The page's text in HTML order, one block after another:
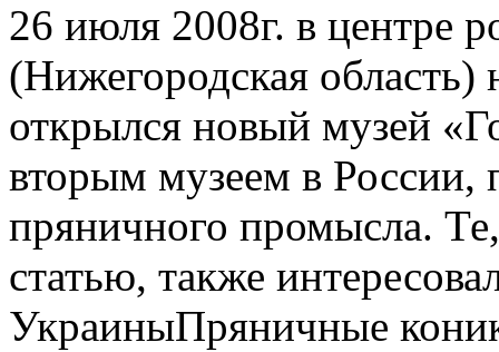
26 июля 2008г. в центре
(Нижегородская область)
открылся новый музей
вторым музеем в
пряничного промысла.
статью, также
УкраиныПряничные